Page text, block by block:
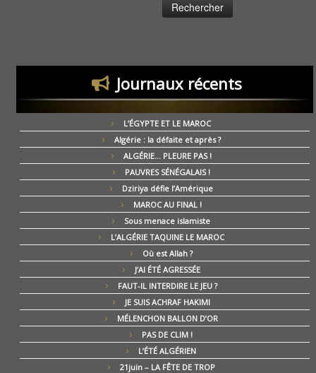
Journaux récents
L’ÉGYPTE ET LE MAROC
Algérie : la défaite et après ?
ALGÉRIE… PLEURE PAS !
PAUVRES SÉNÉGALAIS !
Dziriya défie l’Amérique
MAROC AU FINAL !
Sous menace islamiste
L’ALGÉRIE TAQUINE LE MAROC
Où est Allah ?
J’AI ÉTÉ AGRESSÉE
FAUT-IL INTERDIRE LE JEU ?
JE SUIS ACHRAF HAKIMI
MÉLENCHON BALLON D’OR
PAS DE CLIM !
L’ÉTÉ ALGÉRIEN
21juin – LA FÊTE DE TROP